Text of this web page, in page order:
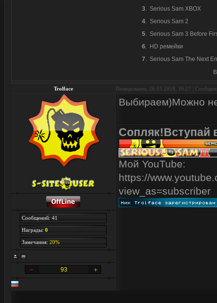
3. Serious Sam XBOX
4. Serious Sam 2
5. Serious Sam 3 Before
6. HD ремейки
7. Serious Sam The Next
Trolface Понедельник, 26.03.2018, 16:27 |
Сообщений: 41
Награды: 0
Замечания: 20%
93
Выбираем)Можно
Сопляк!Вступай
Мой YouTube:
https://
view_as=subscriber